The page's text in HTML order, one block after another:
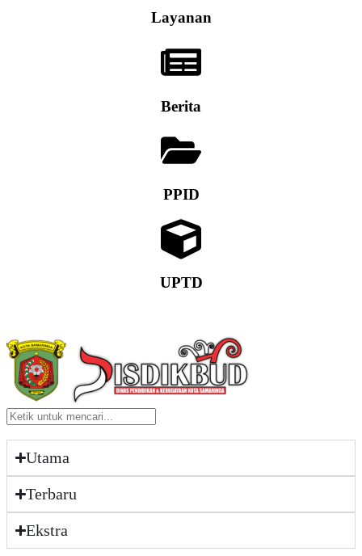
Layanan
Berita
PPID
UPTD
Utama
Terbaru
Ekstra